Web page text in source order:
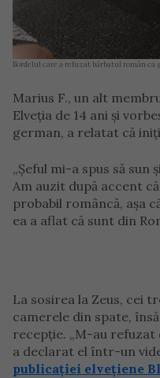
Bordelul care a refuzat bărbatul român ca
Marius F., un alt
Elveția de 14 ani și
german, a relatat că
„Șeful mi-a spus să
Am auzit după accent
probabil româncă, așa
ea a aflat că sunt din
La sosirea la Zeus, cei
camerele din spate,
recepție. „M-au refuzat
a declarat el într-un
publicației elvețiene